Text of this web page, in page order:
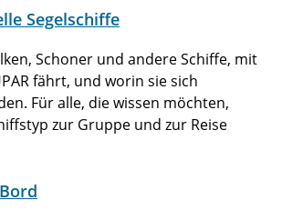
Segelschiffe
Schoner und andere Schiffe, mit
fährt, und worin sie sich
Für alle, die wissen möchten,
zur Gruppe und zur Reise